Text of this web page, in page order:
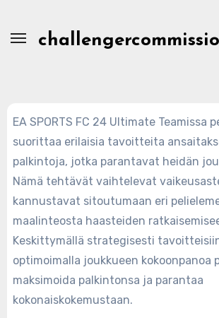
content
EA SPORTS FC 24 Ultimate Teamissa
suorittaa erilaisia tavoitteita
palkintoja, jotka parantavat heidän
Nämä tehtävät vaihtelevat
kannustavat sitoutumaan eri
maalinteosta haasteiden
Keskittymällä strategisesti
optimoimalla joukkueen kokoonpanoa
maksimoida palkintonsa ja parantaa
kokonaiskokemustaan.